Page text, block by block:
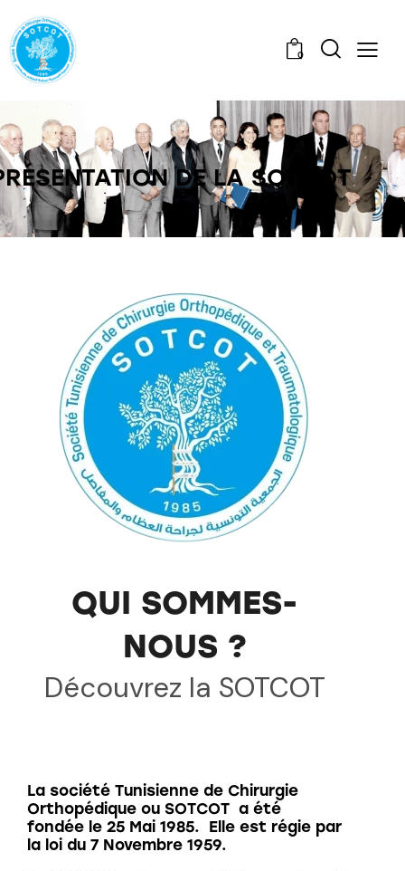
0
DE LA SOTCOT
QUI SOMMES-
NOUS ?
Découvrez la SOTCOT
La société Tunisienne de Chirurgie
Orthopédique ou SOTCOT a été
fondée le 25 Mai 1985. Elle est régie par
la loi du 7 Novembre 1959.